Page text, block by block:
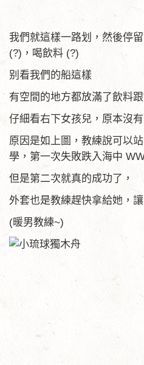
我們就這樣一路划，然後停
(?)，喝飲料 (?)
别看我們的船這樣
有空間的地方都放滿了飲料
仔細看右下女孩兒，原本沒
原因是如上圖，教練說可以
學，第一次失敗跌入海中
但是第二次就真的成功了，
外套也是教練趕快拿給她，
(暖男教練~)